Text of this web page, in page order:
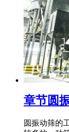
章节圆
圆振动筛的